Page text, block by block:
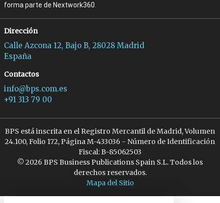
forma parte de Nextwork360.
Dirección
Calle Azcona 12, Bajo B, 28028 Madrid
España
Contactos
info@bps.com.es
+91 313 79 00
BPS está inscrita en el Registro Mercantil de Madrid, Volumen
24.100, Folio 172, Página M-433036 - Número de Identificación
Fiscal: B-85062503
© 2026 BPS Business Publications Spain S.L. Todos los
derechos reservados.
Mapa del Sitio